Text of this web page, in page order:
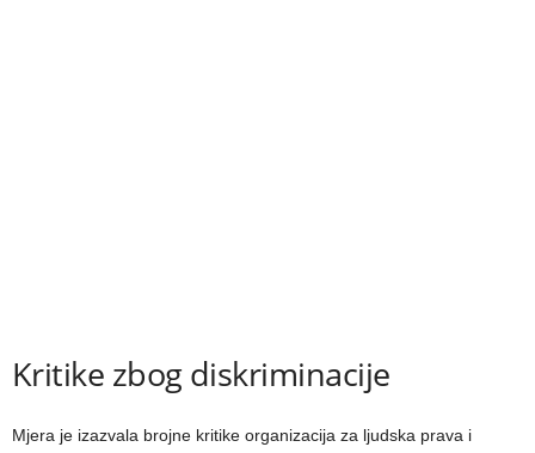
Kritike zbog diskriminacije
Mjera je izazvala brojne kritike organizacija za ljudska prava i